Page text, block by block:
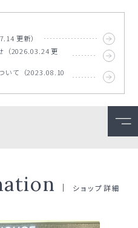
更新）
（2026.03.24 更
いて（2023.08.10
ショップ詳細